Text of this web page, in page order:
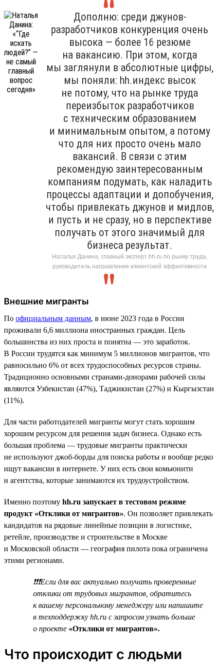
Дополню: среди джунов-
разработчиков конкуренция очень
высока — более 16 резюме
на вакансию. При этом, когда
мы заглянули в абсолютные цифры,
мы поняли: hh.индекс высок
не потому, что на рынке труда
переизбыток разработчиков
с техническим образованием
и минимальным опытом, а потому
что для них просто очень мало
вакансий. В связи с этим
рекомендую заинтересованным
компаниям подумать, как наладить
процессы адаптации и допобучения,
чтобы привлекать джунов и мидлов,
и пусть и не сразу, но в перспективе
получать от этого значимый для
бизнеса результат.
Наталья Данина, главный эксперт hh.ru по рынку труда,
руководитель направления клиентской эффективности
Внешние мигранты
По официальным данным, в июне 2023 года в России
проживали 6,6 миллиона иностранных граждан. Цель
большинства из них проста и понятна — это заработок.
В России трудятся как минимум 5 миллионов мигрантов, что
равносильно 6% от всех трудоспособных ресурсов страны.
Традиционно основными странами-донорами рабочей силы
являются Узбекистан (47%), Таджикистан (27%) и Кыргызстан
(11%).
Для части работодателей мигранты могут стать хорошим
хорошим ресурсом для решения задач бизнеса. Однако есть
большая проблема — трудовые мигранты практически
не используют джоб-борды для поиска работы и вообще редко
ищут вакансии в интернете. У них есть свои комьюнити
и агентства, которые занимаются их трудоустройством.
Именно поэтому hh.ru запускает в тестовом режиме
продукт «Отклики от мигрантов». Он позволяет привлекать
кандидатов на рядовые линейные позиции в логистике,
ретейле, производстве и строительстве в Москве
и Московской области — география пилота пока ограничена
этими регионами.
❗❗❗Если для вас актуально получать проверенные
отклики от трудовых мигрантов, обратитесь
к вашему персональному менеджеру или напишите
в техподдержку hh.ru с запросом узнать больше
о проекте «Отклики от мигрантов».
Что происходит с людьми